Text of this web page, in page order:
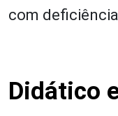
com
Didático